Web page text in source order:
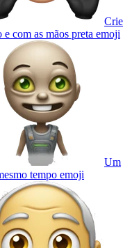
Crie
com as mãos preta emoji
Um
tempo emoji